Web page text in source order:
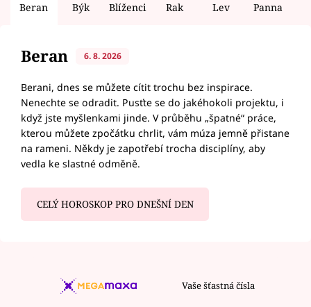
Beran Býk Blíženci Rak Lev Panna
Beran 6. 8. 2026
Berani, dnes se můžete cítit trochu bez inspirace.
Nenechte se odradit. Pusťte se do jakéhokoli projektu, i
když jste myšlenkami jinde. V průběhu „špatné“ práce,
kterou můžete zpočátku chrlit, vám múza jemně přistane
na rameni. Někdy je zapotřebí trocha disciplíny, aby
vedla ke slastné odměně.
CELÝ HOROSKOP PRO DNEŠNÍ DEN
Vaše šťastná čísla